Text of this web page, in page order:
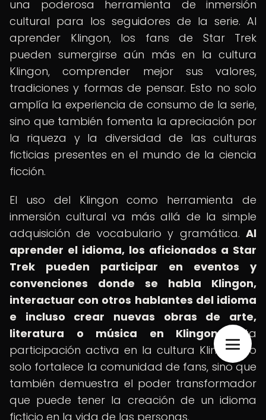
una poderosa herramienta de inmersión
cultural para los seguidores de la serie. Al
aprender Klingon, los fans de Star Trek
pueden sumergirse aún más en la cultura
Klingon, comprender mejor sus valores,
tradiciones y formas de pensar. Esto no solo
amplía la experiencia de consumo de la serie,
sino que también fomenta la apreciación por
la riqueza y la diversidad de las culturas
ficticias presentes en el mundo de la ciencia
ficción.
El uso del Klingon como herramienta de
inmersión cultural va más allá de la simple
adquisición de vocabulario y gramática. Al
aprender el idioma, los aficionados a Star
Trek pueden participar en eventos y
convenciones donde se habla Klingon,
interactuar con otros hablantes del idioma
e incluso crear nuevas obras de arte,
literatura o música en Klingon.Esta
participación activa en la cultura Klingon no
solo fortalece la comunidad de fans, sino que
también demuestra el poder transformador
que puede tener la creación de un idioma
ficticio en la vida de las personas.